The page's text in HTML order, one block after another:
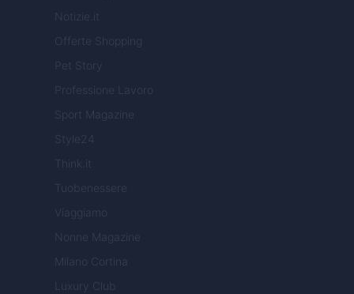
Notizie.it
Offerte Shopping
Pet Story
Professione Lavoro
Sport Magazine
Style24
Think.it
Tuobenessere
Viaggiamo
Nonne Magazine
Milano Cortina
Luxury Club